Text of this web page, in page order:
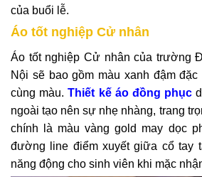
của buổi lễ.
Áo tốt nghiệp Cử nhân
Áo tốt nghiệp Cử nhân của trường
Nội sẽ bao gồm màu xanh đậm
cùng màu.Thiết kế áo đồng phục
ngoài tạo nên sự nhẹ nhàng, trang
chính là màu vàng gold may dọc
đường line điểm xuyết giữa cổ tay
năng động cho sinh viên khi mặc